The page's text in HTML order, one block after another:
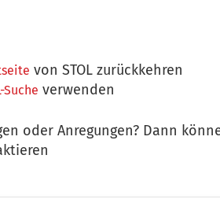
von STOL zurückkehren
Suche verwenden
oder Anregungen? Dann